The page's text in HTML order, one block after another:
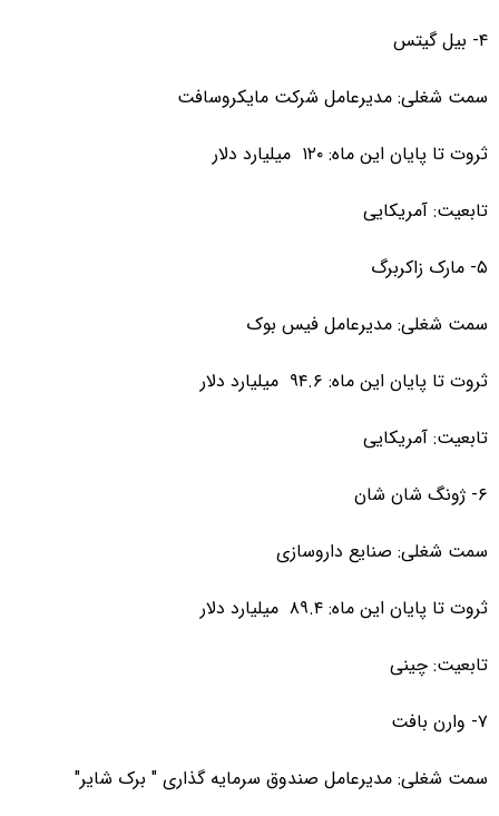
۴- بیل گیتس
سمت شغلی: مدیرعامل شرکت مایکروسافت
ثروت تا پایان این ماه: ۱۲۰ میلیارد دلار
تابعیت: آمریکایی
۵- مارک زاکربرگ
سمت شغلی: مدیرعامل فیس بوک
ثروت تا پایان این ماه: ۹۴.۶ میلیارد دلار
تابعیت: آمریکایی
۶- ژونگ شان شان
سمت شغلی: صنایع داروسازی
ثروت تا پایان این ماه: ۸۹.۴ میلیارد دلار
تابعیت: چینی
۷- وارن بافت
سمت شغلی: مدیرعامل صندوق سرمایه گذاری " برک شایر"